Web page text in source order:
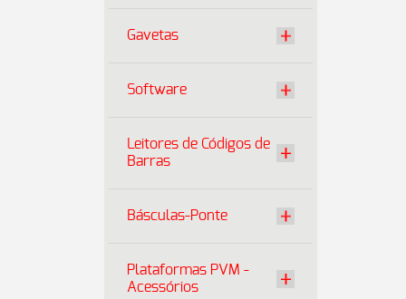
Gavetas
Software
Leitores de Códigos de
Barras
Básculas-Ponte
Plataformas PVM -
Acessórios